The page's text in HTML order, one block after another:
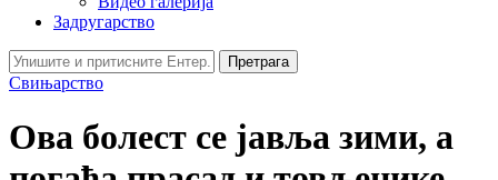
Задругарство
Претрага
Свињарство
Ова болест се јавља зими, а